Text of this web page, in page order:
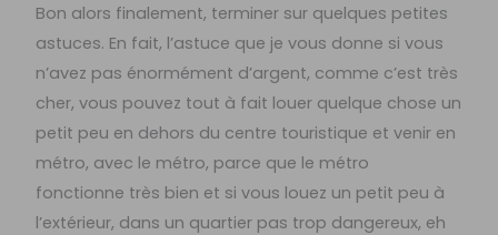
Bon alors finalement, terminer sur quelques petites
astuces. En fait, l’astuce que je vous donne si vous
n’avez pas énormément d’argent, comme c’est très
cher, vous pouvez tout à fait louer quelque chose un
petit peu en dehors du centre touristique et venir en
métro, avec le métro, parce que le métro
fonctionne très bien et si vous louez un petit peu à
l’extérieur, dans un quartier pas trop dangereux, eh